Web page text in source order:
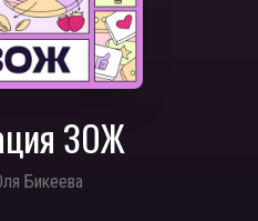
ЗОЖ
Бикеева